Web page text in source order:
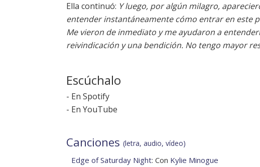
Ella continuó: Y luego, por algún milagro,
entender instantáneamente cómo entrar en este
Me vieron de inmediato y me ayudaron a
reivindicación y una bendición. No tengo mayor
Escúchalo
- En Spotify
- En YouTube
Canciones (letra, audio, vídeo)
Edge of Saturday Night: Con Kylie Minogue